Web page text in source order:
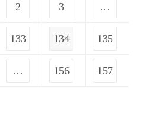
2 3 …
133 134 135
… 156 157